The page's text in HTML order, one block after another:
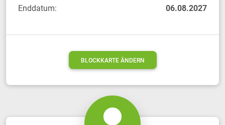
Enddatum:
06.08.2027
BLOCKKARTE ÄNDERN